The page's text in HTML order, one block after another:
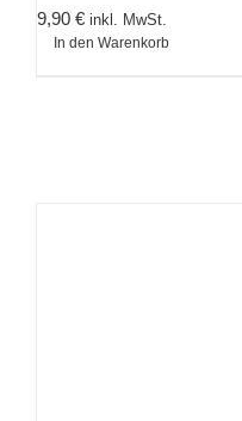
9,90 € inkl. MwSt.
In den Warenkorb